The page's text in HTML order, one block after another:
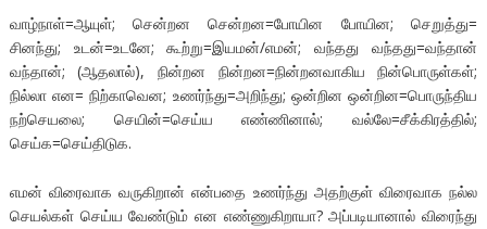
வாழ்நாள்=ஆயுள்; சென்றன சென்றன=போயின போயின; செறுத்து=
சினந்து; உடன்=உடனே; கூற்று=இயமன்/எமன்; வந்தது வந்தது=வந்தான்
வந்தான்; (ஆதலால்), நின்றன நின்றன=நின்றனவாகிய நின்பொருள்கள்;
நில்லா என= நிற்காவென; உணர்ந்து=அறிந்து; ஒன்றின ஒன்றின=பொருந்திய
நற்செயலை; செயின்=செய்ய எண்ணினால்; வல்லே=சீக்கிரத்தில்;
செய்க=செய்திடுக.
எமன் விரைவாக வருகிறான் என்பதை உணர்ந்து அதற்குள் விரைவாக நல்ல
செயல்கள் செய்ய வேண்டும் என எண்ணுகிறாயா? அப்படியானால் விரைந்து